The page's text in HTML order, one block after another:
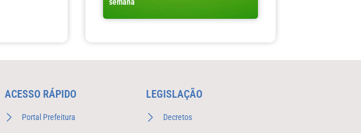
ACESSO RÁPIDO
Portal Prefeitura
LEGISLAÇÃO
Decretos